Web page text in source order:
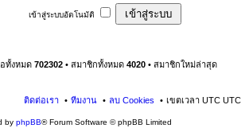
เข้าสู่ระบบอัตโนมัติ
ทั้งหมด 702302 • สมาชิกทั้งหมด 4020 • สมาชิกใหม่ล่าสุด
เขตเวลา UTC UTC
ลบ Cookies
ทีมงาน
ติดต่อเรา
by phpBB® Forum Software © phpBB Limited